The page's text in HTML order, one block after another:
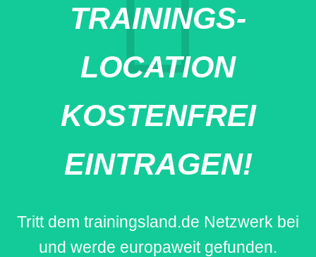
TRAININGS-
LOCATION
KOSTENFREI
EINTRAGEN!
Tritt dem trainingsland.de Netzwerk bei
und werde europaweit gefunden.